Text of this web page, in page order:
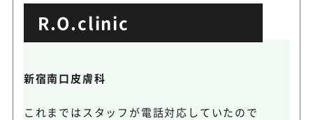
R.O.clinic
新宿南口皮膚科
これまではスタッフが電話対応していたので